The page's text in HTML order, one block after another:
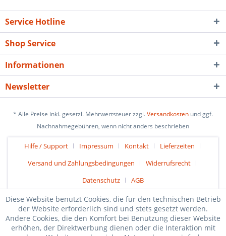
Service Hotline
Shop Service
Informationen
Newsletter
* Alle Preise inkl. gesetzl. Mehrwertsteuer zzgl.Versandkosten und ggf.
Nachnahmegebühren, wenn nicht anders beschrieben
Hilfe / Support Impressum Kontakt
Lieferzeiten
Versand und Zahlungsbedingungen
Widerrufsrecht
Datenschutz
AGB
Diese Website benutzt Cookies, die für den technischen Betrieb
der Website erforderlich sind und stets gesetzt werden.
Andere Cookies, die den Komfort bei Benutzung dieser Website
erhöhen, der Direktwerbung dienen oder die Interaktion mit